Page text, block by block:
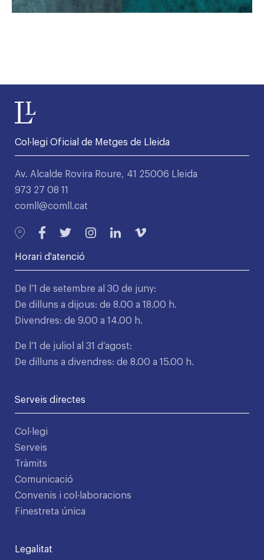
Col·legi Oficial de Metges de Lleida
Av. Alcalde Rovira Roure, 41 25006 Lleida
973 27 08 11
comll@comll.cat
Horari d'atenció
De l’1 de setembre al 30 de juny:
De dilluns a dijous: de 8.00 a 18.00 h.
Divendres: de 9.00 a 14.00 h.
De l’1 de juliol al 31 d’agost:
De dilluns a divendres: de 8.00 a 15.00 h.
Serveis directes
Col·legi
Serveis
Tràmits
Comunicació
Convenis i col·laboracions
Finestreta única
Legalitat